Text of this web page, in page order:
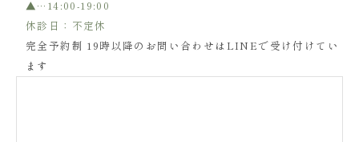
▲…14:00-19:00
休診日：不定休
完全予約制 19時以降のお問い合わせはLINEで受け付けてい
ます